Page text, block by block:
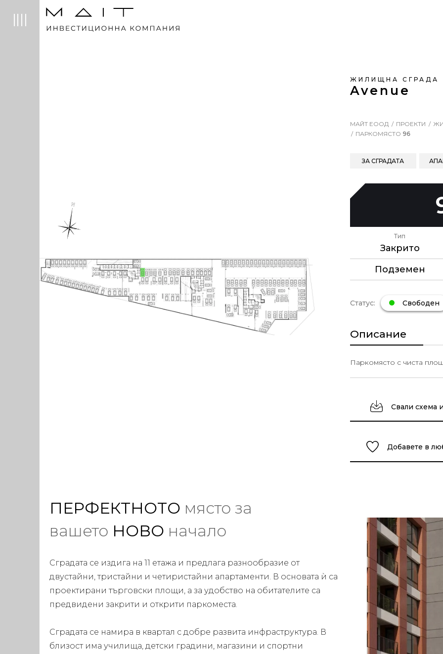
ЖИЛИЩНА СГРАДА
Avenue
МАЙТ ЕООД ПРОЕКТИ
ПАРКОМЯСТО 96
ЗА СГРАДАТА
Тип
Закрито
Подземен
Статус: Свободен
Описание
Паркомясто с чиста площ
Свали схема
Добавете в
ПЕРФЕКТНОТО място за
вашето НОВО начало
Сградата се издига на 11 етажа и предлага разнообразие от
двустайни, тристайни и четиристайни апартаменти. В основата ѝ са
проектирани търговски площи, а за удобство на обитателите са
предвидени закрити и открити паркоместа.
Сградата се намира в квартал с добре развита инфраструктура. В
близост има училища, детски градини, магазини и спортни